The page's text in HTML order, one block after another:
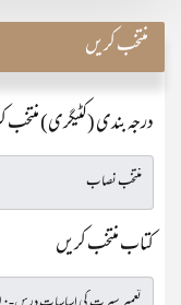
منتخب کریں
درجہ بندی (کٹیگری) منتخب
کتاب منتخب کریں